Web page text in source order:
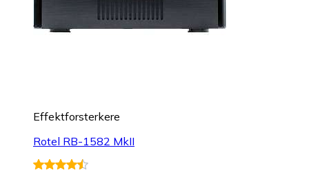
Effektforsterkere
Rotel RB-1582 MkII